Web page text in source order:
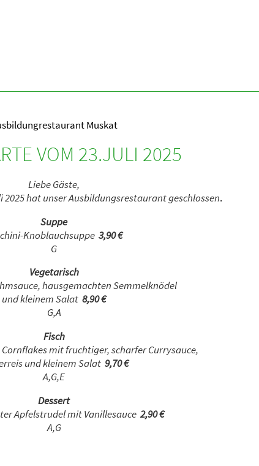
Muskat
VOM 23.JULI 2025
Liebe Gäste,
2025 hat unser Ausbildungsrestaurant geschlossen.
Suppe
Knoblauchsuppe 3,90 €
G
Vegetarisch
hausgemachten Semmelknödel
und kleinem Salat 8,90 €
G,A
Fisch
mit fruchtiger, scharfer Currysauce,
und kleinem Salat 9,70 €
A,G,E
Dessert
Apfelstrudel mit Vanillesauce2,90 €
A,G